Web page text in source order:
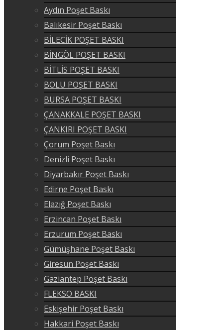
Aydın Poşet Baskı
Balıkesir Poşet Baskı
BİLECİK POŞET BASKI
BİNGÖL POŞET BASKI
BİTLİS POŞET BASKI
BOLU POŞET BASKI
BURSA POŞET BASKI
ÇANAKKALE POŞET BASKI
ÇANKIRI POŞET BASKI
Çorum Poşet Baskı
Denizli Poşet Baskı
Diyarbakır Poşet Baskı
Edirne Poşet Baskı
Elazığ Poşet Baskı
Erzincan Poşet Baskı
Erzurum Poşet Baskı
Gümüşhane Poşet Baskı
Giresun Poşet Baskı
Gaziantep Poşet Baskı
FLEKSO BASKI
Eskişehir Poşet Baskı
Hakkari Poşet Baskı